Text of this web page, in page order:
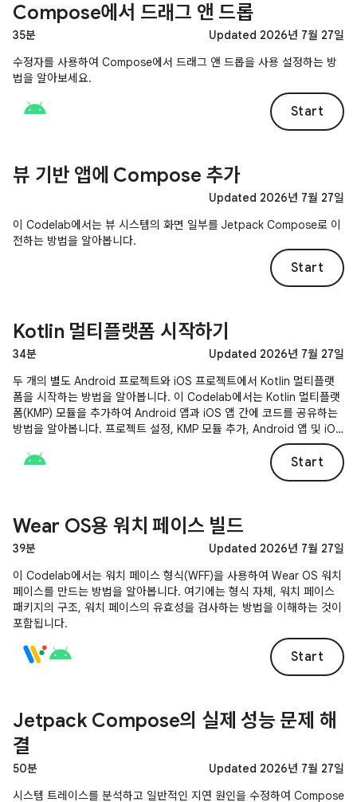
Compose에서 드래그 앤 드롭
35분
Updated 2026년 7월 27일
수정자를 사용하여 Compose에서 드래그 앤 드롭을 사용 설정하는 방
법을 알아보세요.
Start
뷰 기반 앱에 Compose 추가
Updated 2026년 7월 27일
이 Codelab에서는 뷰 시스템의 화면 일부를 Jetpack Compose로 이
전하는 방법을 알아봅니다.
Start
Kotlin 멀티플랫폼 시작하기
34분
Updated 2026년 7월 27일
두 개의 별도 Android 프로젝트와 iOS 프로젝트에서 Kotlin 멀티플랫
폼을 시작하는 방법을 알아봅니다. 이 Codelab에서는 Kotlin 멀티플랫
폼(KMP) 모듈을 추가하여 Android 앱과 iOS 앱 간에 코드를 공유하는
방법을 알아봅니다. 프로젝트 설정, KMP 모듈 추가, Android 앱 및 iOS
Start
Wear OS용 워치 페이스 빌드
39분
Updated 2026년 7월 27일
이 Codelab에서는 워치 페이스 형식(WFF)을 사용하여 Wear OS 워치
페이스를 만드는 방법을 알아봅니다. 여기에는 형식 자체, 워치 페이스
패키지의 구조, 워치 페이스의 유효성을 검사하는 방법을 이해하는 것이
포함됩니다.
Start
Jetpack Compose의 실제 성능 문제 해
결
50분
Updated 2026년 7월 27일
시스템 트레이스를 분석하고 일반적인 지연 원인을 수정하여 Compose